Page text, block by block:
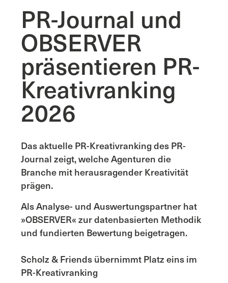
PR-Journal und
OBSERVER
präsentieren PR-
Kreativranking
2026
Das aktuelle PR-Kreativranking des PR-
Journal zeigt, welche Agenturen die
Branche mit herausragender Kreativität
prägen.
Als Analyse- und Auswertungspartner hat
»OBSERVER« zur datenbasierten Methodik
und fundierten Bewertung beigetragen.
Scholz & Friends übernimmt Platz eins im
PR-Kreativranking